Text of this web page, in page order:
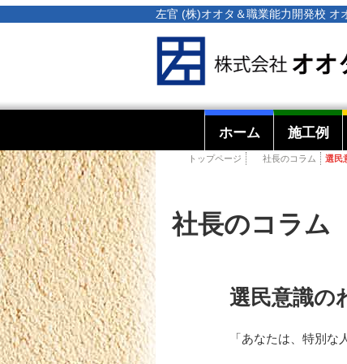
左官 (株)オオタ＆職業能力開発校
ホーム 施工例
トップページ 社長のコラム 選民
社長のコラム
選民意識の
「あなたは、特別な